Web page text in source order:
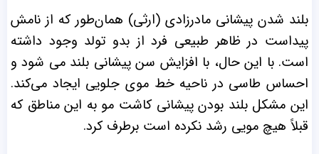
بلند شدن پیشانی مادرزادی (ارثی) همان‌طور که از نامش
پیداست در ظاهر طبیعی فرد از بدو تولد وجود داشته
است. با این حال، با افزایش سن پیشانی بلند می شود و
احساس طاسی در ناحیه خط موی جلویی ایجاد می‌کند.
این مشکل بلند بودن پیشانی کاشت مو به این مناطق که
قبلاً هیچ مویی رشد نکرده است برطرف کرد.